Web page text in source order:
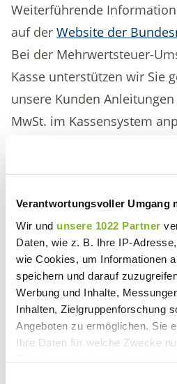
Verantwortungsvoller Umgang
Wir und unsere 1022 Partner
Daten, wie z. B. Ihre IP-
wie Cookies, um Informationen
speichern und darauf
Werbung und Inhalte,
Inhalten, Zielgruppenforschung
Angeboten zu ermöglichen. Sie
Ihre Daten für welche Zwecke
Weiterführende
auf der Website der
Bei der Mehrwertsteuer-
Kasse unterstützen wir Sie
unsere Kunden
MwSt. im Kassensystem
senden wir allen
Die passende Anleitung
Stichtag für die Umstellung
damit die MwSt-Sätze zum
angepasst sind.
Bevor Änderungen
jedoch immer der
werden.
Wenden Sie sich bei
Service-Hotline:06154/638-